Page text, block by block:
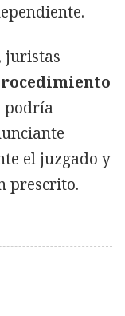
juristas
podría
el juzgado y
prescrito.